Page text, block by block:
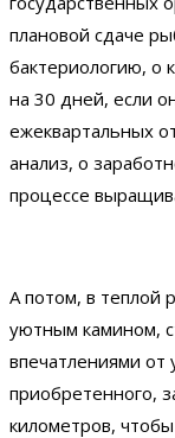
плановой сдаче
бактериологию, о
на 30 дней, если
ежеквартальных
анализ, о
процессе
А потом, в теплой
уютным камином,
впечатлениями
приобретенного,
километров,